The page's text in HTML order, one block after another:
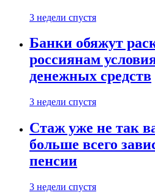
3 недели спустя
Банки обяжут
россиянам
денежных средств
3 недели спустя
Стаж уже не так
больше всего
пенсии
3 недели спустя